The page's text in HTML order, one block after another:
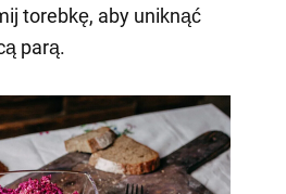
torebkę, aby uniknąć
parą.